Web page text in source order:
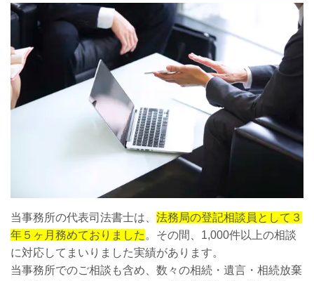
当事務所の代表司法書士は、 法務局の登記相談員として３
年５ヶ月務めておりました。その間、1,000件以上の相談
に対応してまいりました実績があります。
当事務所でのご相談も含め、数々の相続・遺言・相続放棄